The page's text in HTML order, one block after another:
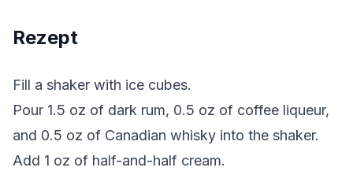
Rezept
Fill a shaker with ice cubes.
Pour 1.5 oz of dark rum, 0.5 oz of coffee liqueur,
and 0.5 oz of Canadian whisky into the shaker.
Add 1 oz of half-and-half cream.